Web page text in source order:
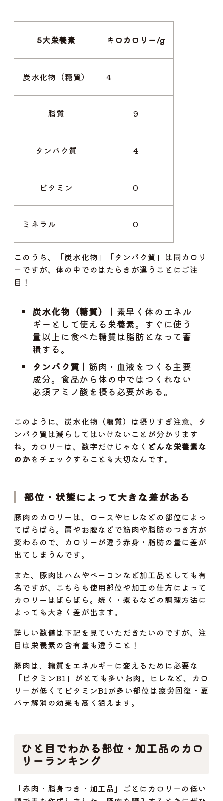
5大栄養素 キロカロリー/g
炭水化物（糖質） 4
脂質 9
タンパク質 4
ビタミン 0
ミネラル 0
このうち、「炭水化物」「タンパク質」は同カロリ
ーですが、体の中でのはたらきが違うことにご注
目！
炭水化物（糖質）
｜素早く体のエネル
ギーとして使える栄養素。すぐに使う
量以上に食べた糖質は脂肪となって蓄
積する。
タンパク質 ｜筋肉・血液をつくる主要
成分。食品から体の中ではつくれない
必須アミノ酸を摂る必要がある。
このように、炭水化物（糖質）は摂りすぎ注意、タ
ンパク質は減らしてはいけないことが分かります
ね。カロリーは、数字だけじゃなく どんな栄養素な
のかをチェックすることも大切なんです。
部位・状態によって大きな差がある
豚肉のカロリーは、ロースやヒレなどの部位によっ
てばらばら。肩やお腹などで筋肉や脂肪のつき方が
変わるので、カロリーが違う赤身・脂肪の量に差が
出てしまうんです。
また、豚肉はハムやベーコンなど加工品としても有
名ですが、こちらも使用部位や加工の仕方によって
カロリーはばらばら。焼く・煮るなどの調理方法に
よっても大きく差が出ます。
詳しい数値は下記を見ていただきたいのですが、注
目は栄養素の含有量も違うこと！
豚肉は、糖質をエネルギーに変えるために必要な
「ビタミンB1」がとても多いお肉。ヒレなど、カロ
リーが低くてビタミンB1が多い部位は疲労回復・夏
バテ解消の効果も高く狙えます。
ひと目でわかる部位・加工品のカロ
リーランキング
「赤肉・脂身つき・加工品」ごとにカロリーの低い